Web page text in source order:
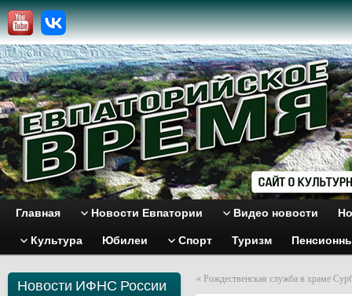
Главная Новости Евпатории Видео новости
Культура Юбилеи Спорт Туризм
Новости ИФНС России
« Рождественская служба в храме